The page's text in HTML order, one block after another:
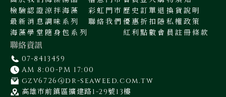
檢驗認證
最新消息
海藻學堂
涼拌海藻
調味系列
隨身包系列
彩虹門市
聯絡我們
歷史訂單
優惠折扣
紅利點數
退換貨說明
隱私權政策
會員註冊條款
聯絡資訊
07-8413459
AM 8:00-PM 17:00
gzv6726@dr-seaweed.com.tw
高雄市前鎮區擴建路1-29號13樓